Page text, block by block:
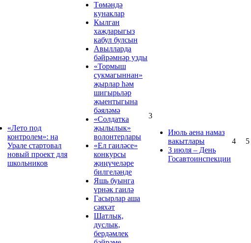
«Лето под
контролем»: на
Урале стартовал
новый проект для
школьников
Төмәндә
кунаклар
Кылган
хаҗларыгыз
кабул булсын
Авылларда
бәйрәмнәр узды
«Тормыш
сукмагыннан»
җырлар hәм
шигырьләр
җыентыгына
бәяләмә
«Солдатка
җылылык»
волонтерлары
«Ел гаиләсе»
конкурсы
җиңүчеләре
билгеләнде
Яшь буынга
үрнәк гаилә
Гасырлар аша
сәяхәт
Шатлык,
дуслык,
бердәмлек
3
Июль аена намаз
вакытлары
3 июля – День
Госавтоинспекции
4 5